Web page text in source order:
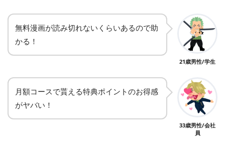
無料漫画が読み切れないくらいあるので助
かる！
21歳男性/学生
月額コースで貰える特典ポイントのお得感
がヤバい！
33歳男性/会社
員